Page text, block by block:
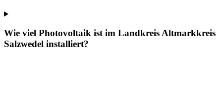
Wie viel Photovoltaik ist im Landkreis Altmarkkreis
Salzwedel installiert?